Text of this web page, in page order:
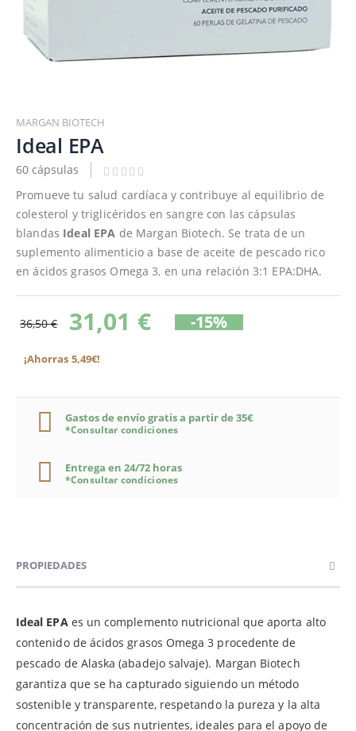
al
comienzo
de
la
galería
imágenes
MARGAN BIOTECH
Ideal EPA
60 cápsulas
Promueve tu salud cardíaca y contribuye al equilibrio de
colesterol y triglicéridos en sangre con las cápsulas
blandas Ideal EPA de Margan Biotech. Se trata de un
suplemento alimenticio a base de aceite de pescado rico
en ácidos grasos Omega 3, en una relación 3:1 EPA:DHA.
36,50 € 31,01 € -15%
¡Ahorras 5,49€!
Gastos de envío gratis a partir de 35€
*Consultar condiciones
Entrega en 24/72 horas
*Consultar condiciones
PROPIEDADES
Ideal EPAes un complemento nutricional que aporta alto
contenido de ácidos grasos Omega 3 procedente de
pescado de Alaska (abadejo salvaje). Margan Biotech
garantiza que se ha capturado siguiendo un método
sostenible y transparente, respetando la pureza y la alta
concentración de sus nutrientes, ideales para el apoyo de